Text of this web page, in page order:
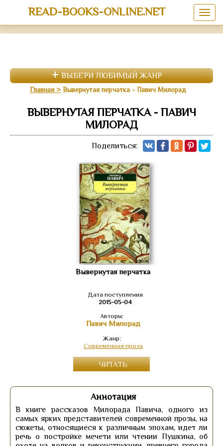
READ-BOOKS-ONLINE.NET
ВЫБЕРИ ЛЮБИМЫЙ ЖАНР
Главная Вывернутая перчатка - Павич Милорад
ВЫВЕРНУТАЯ ПЕРЧАТКА - ПАВИЧ
МИЛОРАД
Поделиться:
Вывернутая перчатка
Дата поступления
2015-05-04
Авторы:
Павич Милорад
Жанр:
Современная проза
ЧИТАТЬ
Аннотация
В книге рассказов Милорада Павича, одного из
самых ярких представителей современной прозы, на
сюжеты, относящиеся к различным эпохам, идет ли
речь о постройке мечети или чтении Пушкина, об